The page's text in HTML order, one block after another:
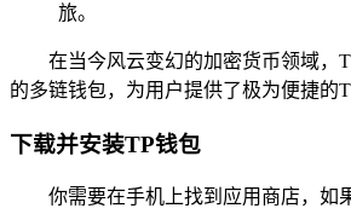
旅。
在当今风云变幻的加密货币领域，
的多链钱包，为用户提供了极为便捷的
下载并安装TP钱包
你需要在手机上找到应用商店，如